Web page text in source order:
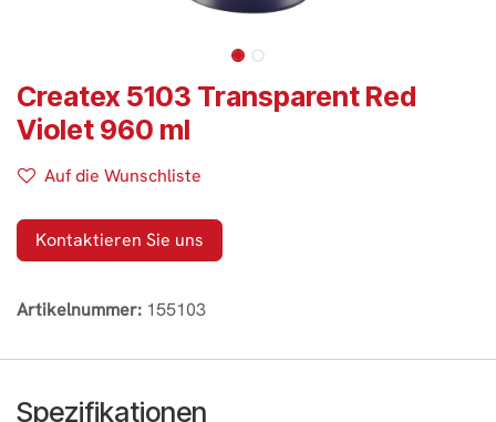
Createx 5103 Transparent Red
Violet 960 ml
Auf die Wunschliste
Kontaktieren Sie uns
Artikelnummer: 155103
Spezifikationen